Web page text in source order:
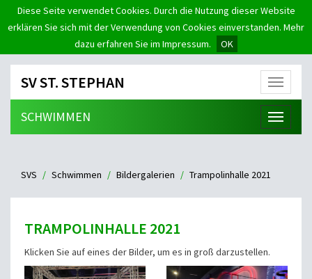
Diese Seite verwendet Cookies. Durch die Nutzung dieser Website
erklären Sie sich mit der Verwendung von Cookies einverstanden. Mehr
dazu erfahren Sie im Impressum.
OK
Menü
SV ST. STEPHAN
Menü
SCHWIMMEN
SVS Schwimmen Bildergalerien Trampolinhalle 2021
TRAMPOLINHALLE 2021
Klicken Sie auf eines der Bilder, um es in groß darzustellen.